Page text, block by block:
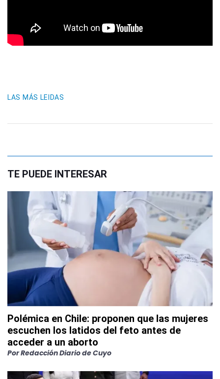
LAS MÁS LEIDAS
TE PUEDE INTERESAR
Polémica en Chile: proponen que las mujeres
escuchen los latidos del feto antes de
acceder a un aborto
PorRedacción Diario de Cuyo